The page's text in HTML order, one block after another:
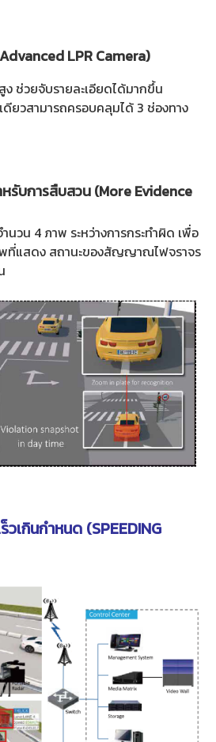
LPR Camera)
ง ช่วยจับรายละเอียดได้มากขึ้น
ดียวสามารถครอบคลุมได้ 3 ช่องทาง
รับการสืบสวน (More Evidence
นวน 4 ภาพ ระหว่างการกระทำผิด เพื่อ
ที่แสดง สถานะของสัญญาณไฟจราจร
เกินกำหนด (SPEEDING